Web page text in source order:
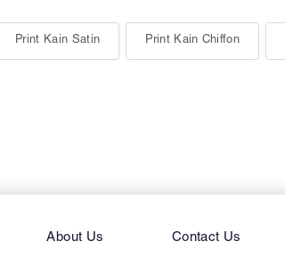
Print Kain Satin Print Kain Chiffon
About Us Contact Us